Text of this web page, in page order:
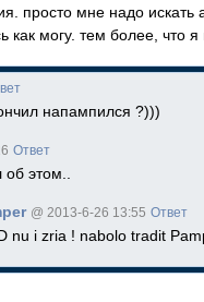
просто мне надо
как могу. тем более, что я
напампился ?)))
Ответ
этом..
@ 2013-6-26 13:55 Ответ
nu i zria ! nabolo tradit